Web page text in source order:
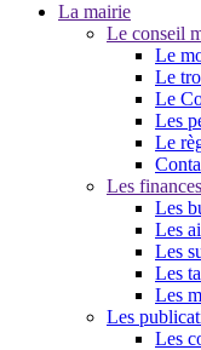
La mairie
Le conseil
Le
Le
Le
Les
Le
Les finances
Les
Les
Les
Les
Les
Les
Les